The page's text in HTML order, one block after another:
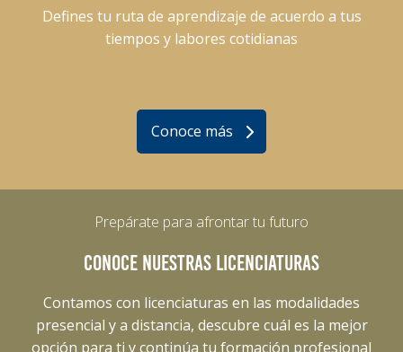
Defines tu ruta de aprendizaje de acuerdo a tus
tiempos y labores cotidianas
Conoce más
Prepárate para afrontar tu futuro
CONOCE NUESTRAS LICENCIATURAS
Contamos con licenciaturas en las modalidades
presencial y a distancia, descubre cuál es la mejor
opción para ti y continúa tu formación profesional